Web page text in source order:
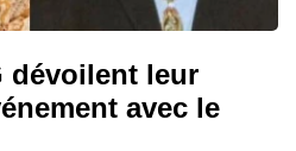
dévoilent leur
avec le